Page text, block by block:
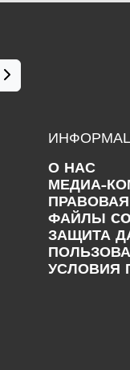
О НАС
МЕДИА-
ФАЙЛЫ
ЗАЩИТА
УСЛОВИЯ